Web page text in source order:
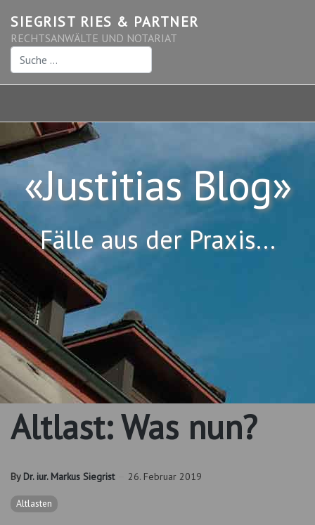
SIEGRIST RIES & PARTNER
RECHTSANWÄLTE UND NOTARIAT
Suchen
«Justitias Blog»
Fälle aus der Praxis...
Altlast: Was nun?
By Dr. iur. Markus Siegrist 26. Februar 2019
Altlasten